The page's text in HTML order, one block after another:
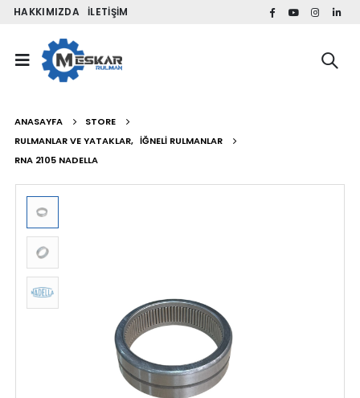
HAKKIMIZDA İLETIŞIM
ANASAYFA
STORE
RULMANLAR VE YATAKLAR, İĞNELI RULMANLAR
RNA 2105 NADELLA